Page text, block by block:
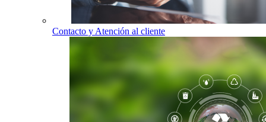
Contacto y Atención al cliente